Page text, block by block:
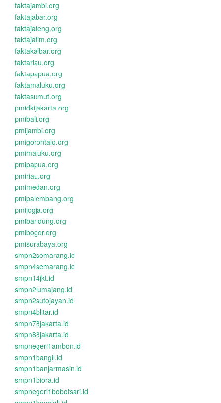
faktajambi.org
faktajabar.org
faktajateng.org
faktajatim.org
faktakalbar.org
faktariau.org
faktapapua.org
faktamaluku.org
faktasumut.org
pmidkijakarta.org
pmibali.org
pmijambi.org
pmigorontalo.org
pmimaluku.org
pmipapua.org
pmiriau.org
pmimedan.org
pmipalembang.org
pmijogja.org
pmibandung.org
pmibogor.org
pmisurabaya.org
smpn2semarang.id
smpn4semarang.id
smpn14jkt.id
smpn2lumajang.id
smpn2sutojayan.id
smpn4blitar.id
smpn78jakarta.id
smpn88jakarta.id
smpnegeri1ambon.id
smpn1bangil.id
smpn1banjarmasin.id
smpn1biora.id
smpnegeri1bobotsari.id